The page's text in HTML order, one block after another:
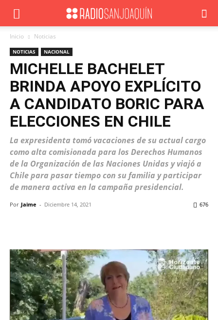
Inicio Noticias
NOTICIAS NACIONAL
MICHELLE BACHELET
BRINDA APOYO EXPLÍCITO
A CANDIDATO BORIC PARA
ELECCIONES EN CHILE
La expresidenta tomó vacaciones de su actual cargo
como alta comisionada para los Derechos Humanos
de la Organización de las Naciones Unidas y viajó a
Chile para pasar tiempo con su familia y participar
de manera activa en la campaña presidencial.
Por Jaime - Diciembre 14, 2021 676